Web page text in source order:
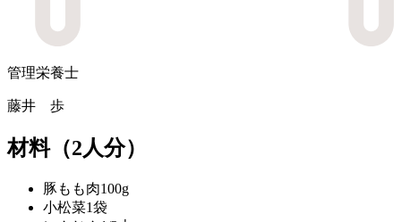
管理栄養士
藤井 歩
材料（2人分）
豚もも肉100g
小松菜1袋